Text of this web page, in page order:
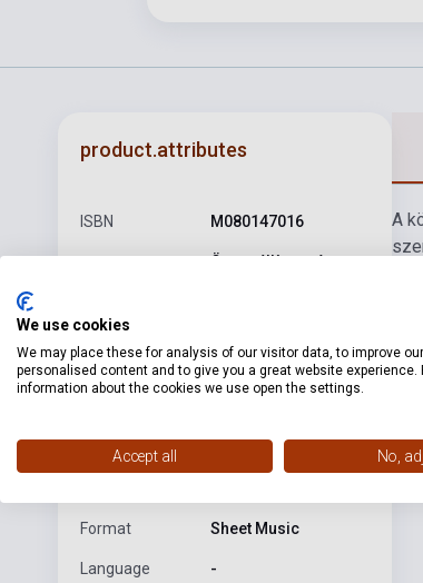
product.attributes
ISBN M080147016
Összeállította és
Pages 52
Binding Soft cover
Date of
2010
Format Sheet Music
Language -
A
We use cookies
We may place these for analysis of our visitor data, to improve
personalised content and to give you a great website experience.
information about the cookies we use open the settings.
Accept all No,